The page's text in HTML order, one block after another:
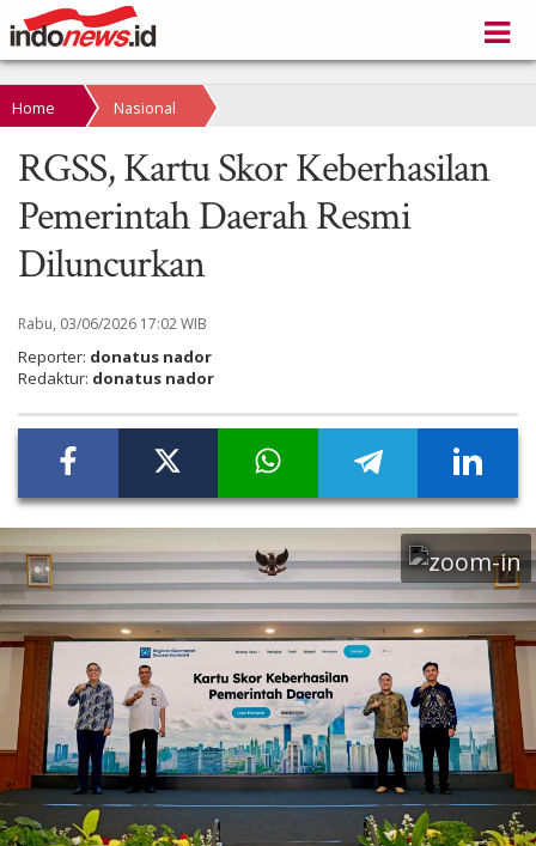
Home Nasional
RGSS, Kartu Skor Keberhasilan
Pemerintah Daerah Resmi
Diluncurkan
Rabu, 03/06/2026 17:02 WIB
Reporter: donatus nador
Redaktur: donatus nador